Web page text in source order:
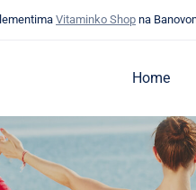
Vitaminko Shop na
Home